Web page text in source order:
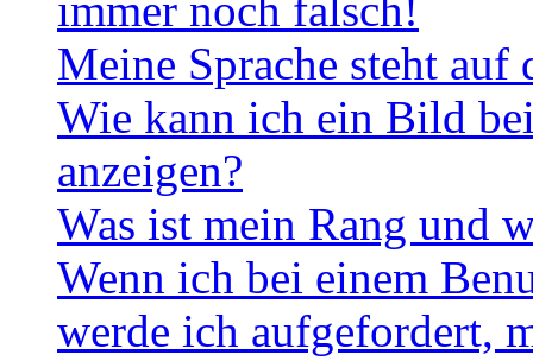
Meine Sprache steht
Wie kann ich ein Bild
anzeigen?
Was ist mein Rang und
Wenn ich bei einem
werde ich aufgefordert,